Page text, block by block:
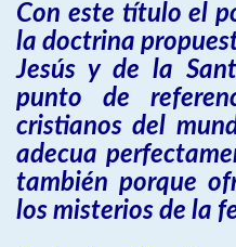
Con este título el
la doctrina
Jesús y de la
punto de
cristianos del
adecua
también porque
los misterios de la